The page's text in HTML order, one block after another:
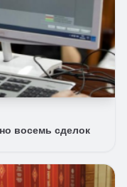
восемь сделок